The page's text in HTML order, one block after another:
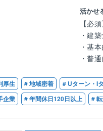
※平
※休日
の休
重要
す。
【施
■責任
積水ハ
※本求
向けの
【具
・県
・修
・定
・香
・入居
活かせ
【必須
・建
・基
・普
【こ
・マ
・地域
50代
す！
厚生 # 地域密着 # Uターン・I
企業 # 年間休日120日以上 #